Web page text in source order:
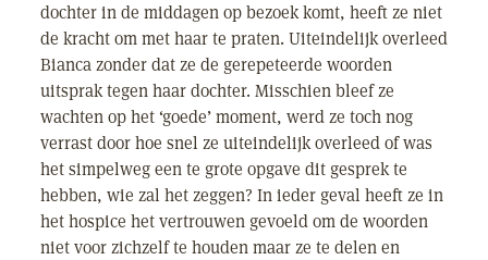
dochter in de middagen op bezoek komt, heeft ze niet
de kracht om met haar te praten. Uiteindelijk overleed
Bianca zonder dat ze de gerepeteerde woorden
uitsprak tegen haar dochter. Misschien bleef ze
wachten op het ‘goede’ moment, werd ze toch nog
verrast door hoe snel ze uiteindelijk overleed of was
het simpelweg een te grote opgave dit gesprek te
hebben, wie zal het zeggen? In ieder geval heeft ze in
het hospice het vertrouwen gevoeld om de woorden
niet voor zichzelf te houden maar ze te delen en